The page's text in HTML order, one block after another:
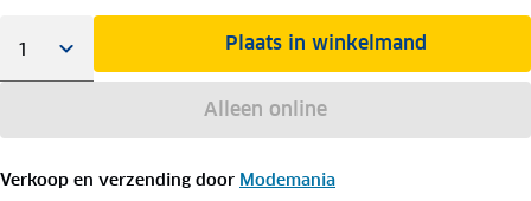
Plaats in winkelmand
Alleen online
Verkoop en verzending door Modemania